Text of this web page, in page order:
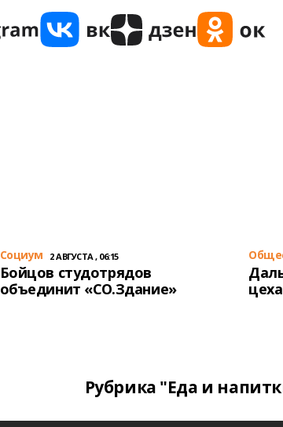
Cоциум 2 АВГУСТА , 06:15
Бойцов студотрядов
объединит «СО.Здание»
цеха
Рубрика "Еда и